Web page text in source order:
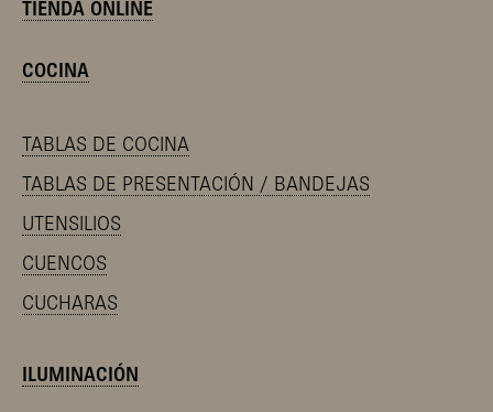
TIENDA ONLINE
COCINA
TABLAS DE COCINA
TABLAS DE PRESENTACIÓN / BANDEJAS
UTENSILIOS
CUENCOS
CUCHARAS
ILUMINACIÓN